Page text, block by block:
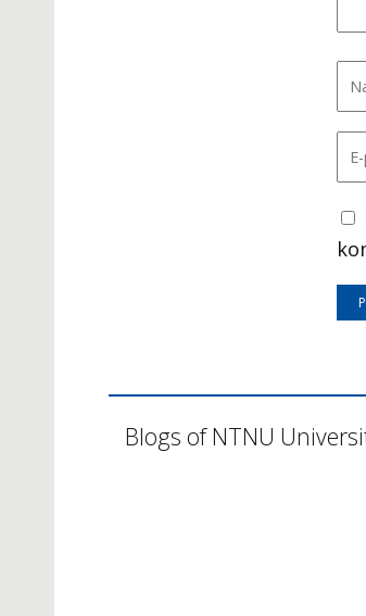
Blogs of NTNU